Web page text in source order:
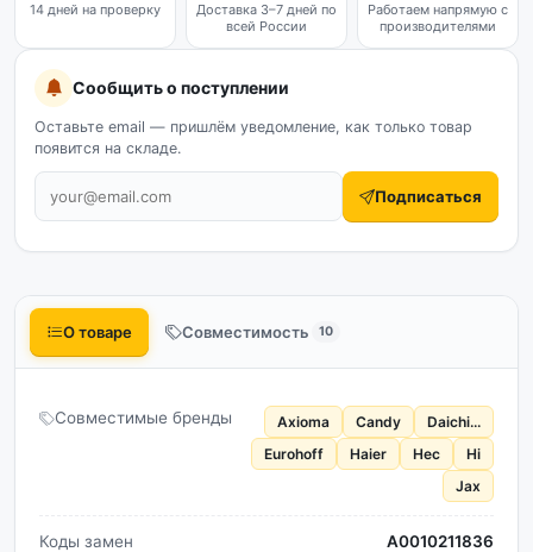
14 дней на проверку
Доставка 3–7 дней по
всей России
Работаем напрямую с
производителями
Сообщить о поступлении
Оставьте email — пришлём уведомление, как только товар
появится на складе.
Подписаться
О товаре Совместимость 10
Совместимые бренды Axioma Candy
Daichi...
Eurohoff
Haier Hec
Hi
Jax
Коды замен A0010211836